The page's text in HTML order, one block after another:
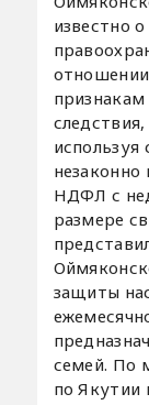
известно
отношении
используя
НДФЛ с
размере
защиты
семей. По
по Якутии